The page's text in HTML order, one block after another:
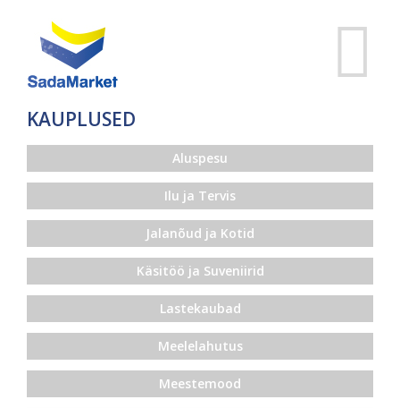
KAUPLUSED
Aluspesu
Ilu ja Tervis
Jalanõud ja Kotid
Käsitöö ja Suveniirid
Lastekaubad
Meelelahutus
Meestemood